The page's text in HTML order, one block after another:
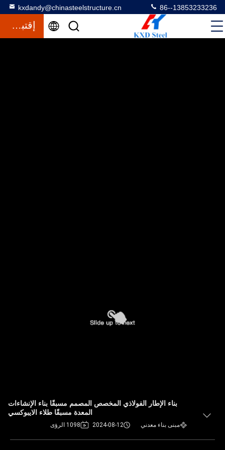
kxdandy@chinasteelstructure.cn 86--13853233236
إقتباس
بناء الإطار الفولاذي المخصص المصمم مسبقًا بناء الإنشاءات
المعدة مسبقًا طلاء الايبوكسي
مبنى بناء معدني 2024-08-12 1098 الرؤى